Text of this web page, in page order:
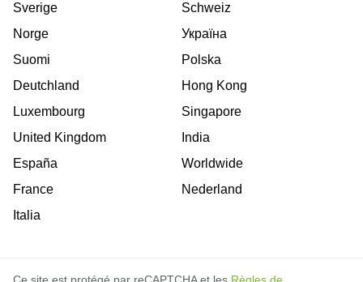
Sverige
Norge
Suomi
Deutchland
Luxembourg
United Kingdom
España
France
Italia
Schweiz
Україна
Polska
Hong Kong
Singapore
India
Worldwide
Nederland